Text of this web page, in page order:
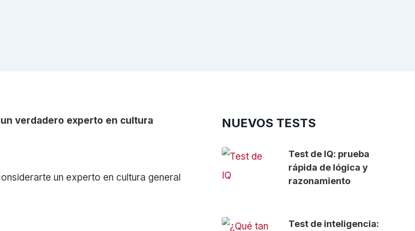
verdadero experto en cultura
NUEVOS TESTS
Test de IQ: prueba
rápida de lógica y
razonamiento
Test de inteligencia: